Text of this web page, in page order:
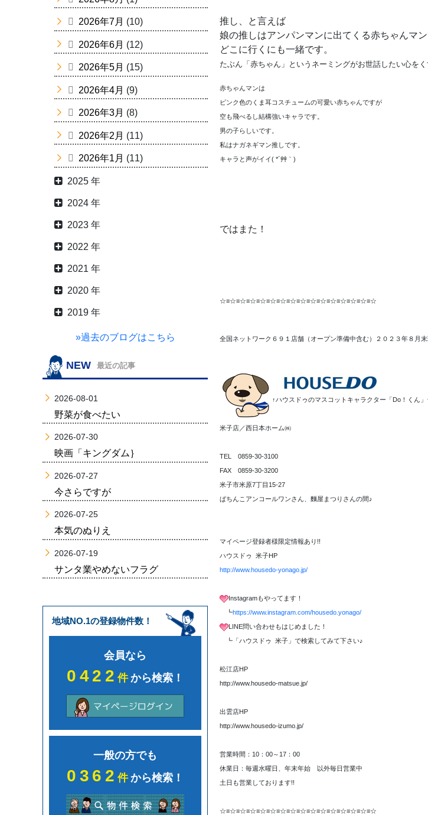
推し、と言えば
娘の推しはアンパンマンに出てくる赤ちゃんマン
どこに行くにも一緒です。
たぶん「赤ちゃん」というネーミングがお世話したい心をく
赤ちゃんマンは
ピンク色のくま耳コスチュームの可愛い赤ちゃんですが
空も飛べるし結構強いキャラです。
男の子らしいです。
私はナガネギマン推しです。
キャラと声がイイ( *´艸｀)
ではまた！
☆≡☆≡☆≡☆≡☆≡☆≡☆≡☆≡☆≡☆≡☆≡☆≡☆≡☆≡☆≡☆
全国ネットワーク６９１店舗（オープン準備中含む）２０２３年８月
↑ハウスドゥのマスコットキャラクター「Do！くん
米子店／西日本ホーム㈱
TEL 0859-30-3100
FAX 0859-30-3200
米子市米原7丁目15-27
ぱちんこアンコールワンさん、麵屋まつりさんの間♪
マイページ登録者様限定情報あり!!
ハウスドゥ 米子HP
http://www.housedo-yonago.jp/
Instagramもやってます！
┗https://www.instagram.com/housedo.yonago/
LINE問い合わせもはじめました！
┗「ハウスドゥ 米子」で検索してみて下さい♪
松江店HP
http://www.housedo-matsue.jp/
出雲店HP
http://www.housedo-izumo.jp/
営業時間：10：00～17：00
休業日：毎週水曜日、年末年始 以外毎日営業中
土日も営業しております!!
☆≡☆≡☆≡☆≡☆≡☆≡☆≡☆≡☆≡☆≡☆≡☆≡☆≡☆≡☆≡☆
2026年7月 (10)
2026年6月 (12)
2026年5月 (15)
2026年4月 (9)
2026年3月 (8)
2026年2月 (11)
2026年1月 (11)
2025 年
2024 年
2023 年
2022 年
2021 年
2020 年
2019 年
»過去のブログはこちら
NEW 最近の記事
2026-08-01
野菜が食べたい
2026-07-30
映画「キングダム｝
2026-07-27
今さらですが
2026-07-25
本気のぬりえ
2026-07-19
サンタ業やめないフラグ
地域NO.1の登録物件数！
会員なら
0422件から検索！
一般の方でも
0362件から検索！